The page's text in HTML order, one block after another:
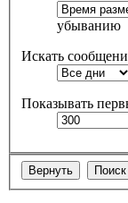
убыванию
Искать
Показывать